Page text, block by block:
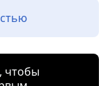
чтобы